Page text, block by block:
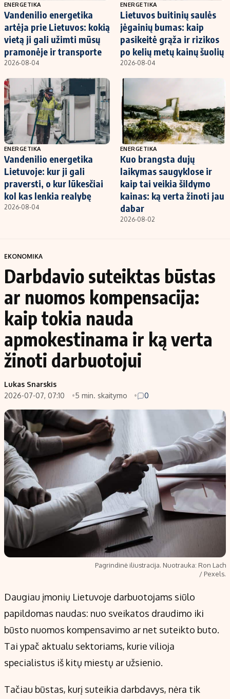
ENERGETIKA
Vandenilio energetika
artėja prie Lietuvos: kokią
vietą ji gali užimti mūsų
pramonėje ir transporte
2026-08-04
ENERGETIKA
Lietuvos buitinių saulės
jėgainių bumas: kaip
pasikeitė grąža ir rizikos
po kelių metų kainų šuolių
2026-08-04
ENERGETIKA
Vandenilio energetika
Lietuvoje: kur ji gali
praversti, o kur lūkesčiai
kol kas lenkia realybę
2026-08-04
ENERGETIKA
Kuo brangsta dujų
laikymas saugyklose ir
kaip tai veikia šildymo
kainas: ką verta žinoti jau
dabar
2026-08-02
EKONOMIKA
Darbdavio suteiktas būstas
ar nuomos kompensacija:
kaip tokia nauda
apmokestinama ir ką verta
žinoti darbuotojui
Lukas Snarskis
2026-07-07, 07:10
5 min. skaitymo 0
Pagrindinė iliustracija. Nuotrauka: Ron Lach
/ Pexels.
Daugiau įmonių Lietuvoje darbuotojams siūlo
papildomas naudas: nuo sveikatos draudimo iki
būsto nuomos kompensavimo ar net suteikto buto.
Tai ypač aktualu sektoriams, kurie vilioja
specialistus iš kitų miestų ar užsienio.
Tačiau būstas, kurį suteikia darbdavys, nėra tik